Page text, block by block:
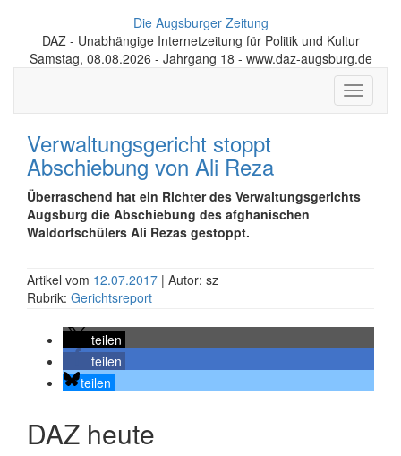
Die Augsburger Zeitung
DAZ - Unabhängige Internetzeitung für Politik und Kultur
Samstag, 08.08.2026 - Jahrgang 18 - www.daz-augsburg.de
Toggle
Verwaltungsgericht stoppt
Abschiebung von Ali Reza
Überraschend hat ein Richter des Verwaltungsgerichts
Augsburg die Abschiebung des afghanischen
Waldorfschülers Ali Rezas gestoppt.
Artikel vom 12.07.2017 | Autor: sz
Rubrik: Gerichtsreport
teilen
teilen
teilen
DAZ heute